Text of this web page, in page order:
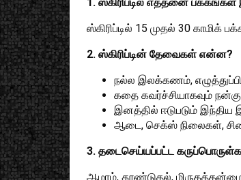
ஸ்கிரிப்டில் 15 முதல் 30 காமிக்
2. ஸ்கிரிப்டின் தேவைகள் என்ன?
நல்ல இலக்கணம்,
கதை கவர்ச்சியாகவும்
இனத்தில் ஈடுபடும்
ஆடை, செக்ஸ் நிலைகள்,
3. தடைசெய்யப்பட்ட
ஆமாம், தூண்டுதல்,